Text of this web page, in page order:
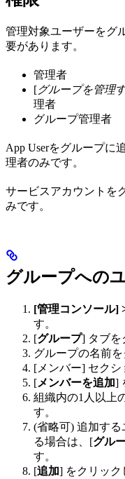
管理対象ユーザーをグ
要があります。
管理者
[グループを管理
理者
グループ管理者
App Userをグループに
理者のみです。
サービスアカウントを
みです。
グループへの
[管理コンソール]
す。
[グループ] タブを
グループの名前を
[メンバー] セクシ
[メンバーを追加]
組織内の1人以上
す。
(省略可) 追加す
る場合は、[グル
す。
[追加] をクリック